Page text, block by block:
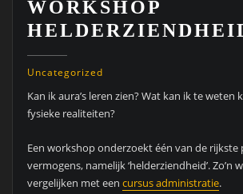
WORKSHOP
Uncategorized
Kan ik aura’s leren zien? Wat kan ik te weten
fysieke realiteiten?
Een workshop onderzoekt één van de rijkste
vermogens, namelijk ‘helderziendheid’. Zo’n
vergelijken met een cursus administratie.